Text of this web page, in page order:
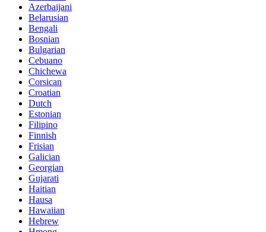
Azerbaijani
Belarusian
Bengali
Bosnian
Bulgarian
Cebuano
Chichewa
Corsican
Croatian
Dutch
Estonian
Filipino
Finnish
Frisian
Galician
Georgian
Gujarati
Haitian
Hausa
Hawaiian
Hebrew